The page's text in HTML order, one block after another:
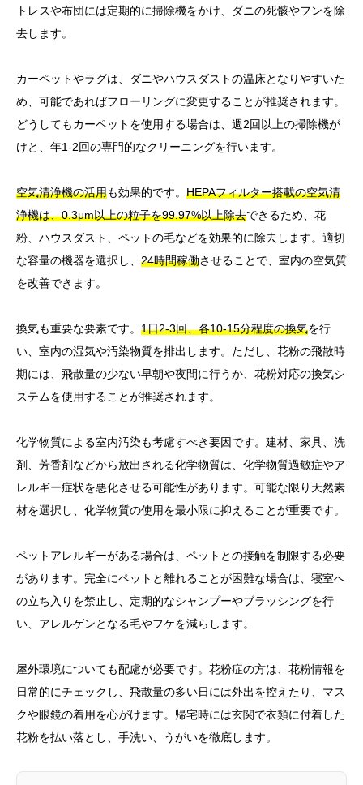
トレスや布団には定期的に掃除機をかけ、ダニの死骸やフンを除
去します。
カーペットやラグは、ダニやハウスダストの温床となりやすいた
め、可能であればフローリングに変更することが推奨されます。
どうしてもカーペットを使用する場合は、週2回以上の掃除機が
けと、年1-2回の専門的なクリーニングを行います。
空気清浄機の活用も効果的です。 HEPAフィルター搭載の空気清
浄機は、0.3μm以上の粒子を99.97%以上除去できるため、花
粉、ハウスダスト、ペットの毛などを効果的に除去します。適切
な容量の機器を選択し、 24時間稼働させることで、室内の空気質
を改善できます。
換気も重要な要素です。 1日2-3回、各10-15分程度の換気を行
い、室内の湿気や汚染物質を排出します。ただし、花粉の飛散時
期には、飛散量の少ない早朝や夜間に行うか、花粉対応の換気シ
ステムを使用することが推奨されます。
化学物質による室内汚染も考慮すべき要因です。建材、家具、洗
剤、芳香剤などから放出される化学物質は、化学物質過敏症やア
レルギー症状を悪化させる可能性があります。可能な限り天然素
材を選択し、化学物質の使用を最小限に抑えることが重要です。
ペットアレルギーがある場合は、ペットとの接触を制限する必要
があります。完全にペットと離れることが困難な場合は、寝室へ
の立ち入りを禁止し、定期的なシャンプーやブラッシングを行
い、アレルゲンとなる毛やフケを減らします。
屋外環境についても配慮が必要です。花粉症の方は、花粉情報を
日常的にチェックし、飛散量の多い日には外出を控えたり、マス
クや眼鏡の着用を心がけます。帰宅時には玄関で衣類に付着した
花粉を払い落とし、手洗い、うがいを徹底します。